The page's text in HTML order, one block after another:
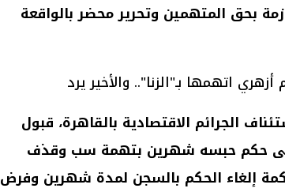
بحق المتهمين وتحرير محضر بالواقعة
الجرائم الاقتصادية بالقاهرة، قبول
حكم حبسه شهرين بتهمة سب وقذف
إلغاء الحكم بالسجن لمدة شهرين وفرض